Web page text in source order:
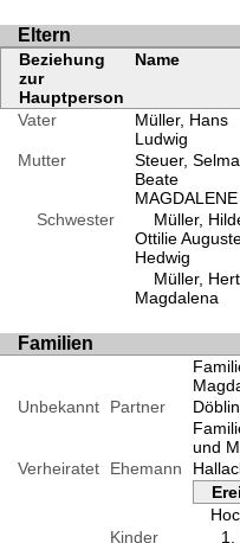
Eltern
Beziehung
zur
Hauptperson
Name
Vater
Müller, Hans
Ludwig
Mutter
Steuer, Selma
Beate
MAGDALENE
Schwester
Müller,
Ottilie
Hedwig
Müller,
Magdalena
Familien
Unbekannt
Partner
und
Verheiratet
Ehemann
Kinder